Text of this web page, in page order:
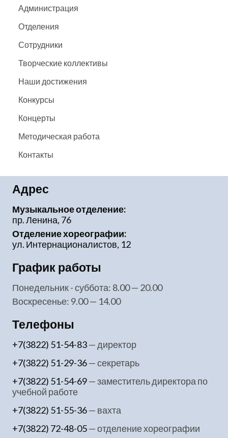
Администрация
Отделения
Сотрудники
Творческие коллективы
Наши достижения
Конкурсы
Концерты
Методическая работа
Контакты
Адрес
Музыкальное отделение:
пр. Ленина, 76
Отделение хореографии:
ул. Интернационалистов, 12
График работы
понедельник - суббота: 8.00 — 20.00
воскресенье: 9.00 — 14.00
Телефоны
+7(3822) 51-54-83— директор
+7(3822) 51-29-36— секретарь
+7(3822) 51-54-69— заместитель директора по
учебной работе
+7(3822) 51-55-36— вахта
+7(3822) 72-48-05— отделение хореографии